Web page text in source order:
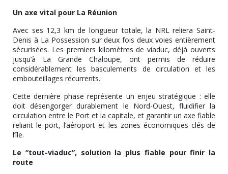
Un axe vital pour La Réunion
Avec ses 12,3 km de longueur totale, la NRL reliera Saint-
Denis à La Possession sur deux fois deux voies entièrement
sécurisées. Les premiers kilomètres de viaduc, déjà ouverts
jusqu’à La Grande Chaloupe, ont permis de réduire
considérablement les basculements de circulation et les
embouteillages récurrents.
Cette dernière phase représente un enjeu stratégique : elle
doit désengorger durablement le Nord-Ouest, fluidifier la
circulation entre le Port et la capitale, et garantir un axe fiable
reliant le port, l’aéroport et les zones économiques clés de
l’île.
Le “tout-viaduc”, solution la plus fiable pour finir la
route